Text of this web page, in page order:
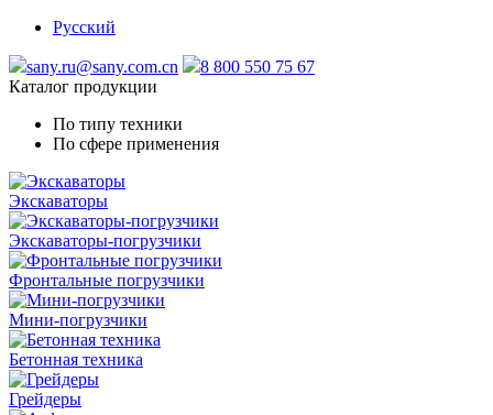
Русский
sany.ru@sany.com.cn
8 800 550 75 67
Каталог продукции
По типу техники
По сфере применения
Экскаваторы
Экскаваторы-погрузчики
Фронтальные погрузчики
Мини-погрузчики
Бетонная техника
Грейдеры